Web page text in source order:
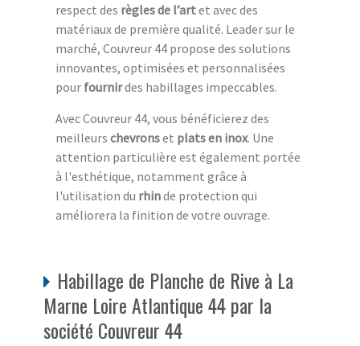
respect des règles de l’artet avec des
matériaux de première qualité. Leader sur le
marché, Couvreur 44 propose des solutions
innovantes, optimisées et personnalisées
pour fournirdes habillages impeccables.
Avec Couvreur 44, vous bénéficierez des
meilleurs chevronset plats en inox. Une
attention particulière est également portée
à l'esthétique, notamment grâce à
l'utilisation du rhinde protection qui
améliorera la finition de votre ouvrage.
Habillage de Planche de Rive à La
Marne Loire Atlantique 44 par la
société Couvreur 44